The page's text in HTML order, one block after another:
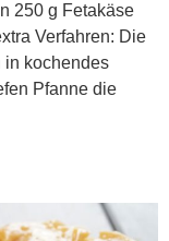
250 g Fetakäse
Verfahren: Die
in kochendes
Pfanne die